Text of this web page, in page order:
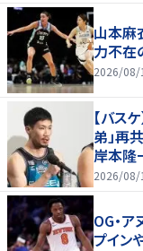
山本麻
力不在
2026/08/
【バス
弟」再
岸本隆
2026/08/
OG・
プイン